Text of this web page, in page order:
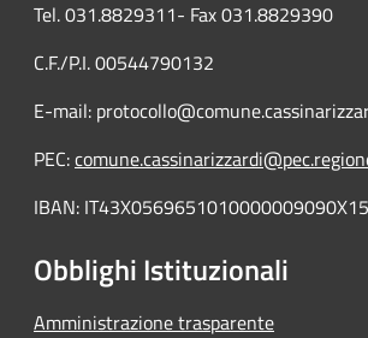
Tel. 031.8829311- Fax 031.8829390
C.F./P.I. 00544790132
E-mail:
PEC:
IBAN: IT43X0569651010000009090X15
Obblighi Istituzionali
Amministrazione trasparente